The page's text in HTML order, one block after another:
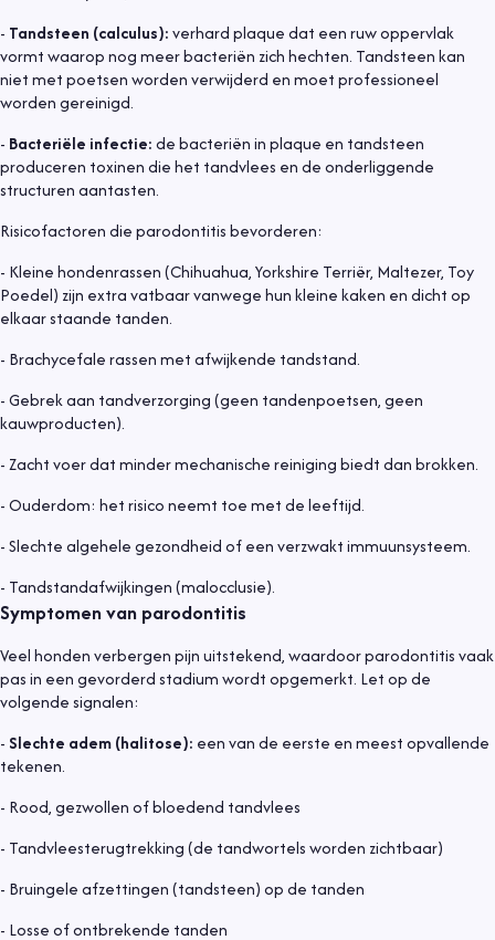
- Tandsteen (calculus):verhard plaque dat een ruw oppervlak
vormt waarop nog meer bacteriën zich hechten. Tandsteen kan
niet met poetsen worden verwijderd en moet professioneel
worden gereinigd.
- Bacteriële infectie:de bacteriën in plaque en tandsteen
produceren toxinen die het tandvlees en de onderliggende
structuren aantasten.
Risicofactoren die parodontitis bevorderen:
- Kleine hondenrassen (Chihuahua, Yorkshire Terriër, Maltezer, Toy
Poedel) zijn extra vatbaar vanwege hun kleine kaken en dicht op
elkaar staande tanden.
- Brachycefale rassen met afwijkende tandstand.
- Gebrek aan tandverzorging (geen tandenpoetsen, geen
kauwproducten).
- Zacht voer dat minder mechanische reiniging biedt dan brokken.
- Ouderdom: het risico neemt toe met de leeftijd.
- Slechte algehele gezondheid of een verzwakt immuunsysteem.
- Tandstandafwijkingen (malocclusie).
Symptomen van parodontitis
Veel honden verbergen pijn uitstekend, waardoor parodontitis vaak
pas in een gevorderd stadium wordt opgemerkt. Let op de
volgende signalen:
- Slechte adem (halitose): een van de eerste en meest opvallende
tekenen.
- Rood, gezwollen of bloedend tandvlees
- Tandvleesterugtrekking (de tandwortels worden zichtbaar)
- Bruingele afzettingen (tandsteen) op de tanden
- Losse of ontbrekende tanden